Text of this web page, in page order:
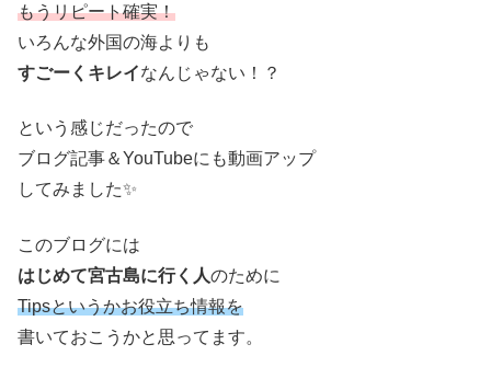
もうリピート確実！
いろんな外国の海よりも
すごーくキレイなんじゃない！？
という感じだったので
ブログ記事＆YouTubeにも動画アップ
してみました✨
このブログには
はじめて宮古島に行く人のために
Tipsというかお役立ち情報を
書いておこうかと思ってます。